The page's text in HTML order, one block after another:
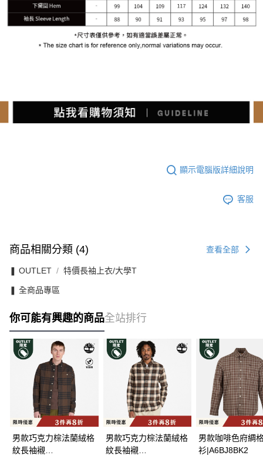
顯示電腦版詳細說明
客服
商品相關分類 (4) 查看全部
❚ OUTLET 特價長袖上衣/大學T
❚ 全商品專區
你可能有興趣的商品全站排行
男款巧克力棕法蘭絨格
紋長袖襯
男款巧克力棕法蘭絨格
紋長袖襯
男款咖啡色府綢
衫|A6BJ8BK2